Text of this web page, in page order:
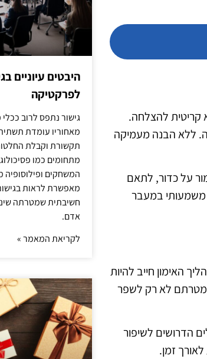
קריטית להצלחה.
ללא הבנה מעמיקה
על כדור, לתאם
במעבר
האימון חייב להיות
שמטרתם לא רק לשפר
הדרושים לשיפור
זמן.
היבטים עיוניים
לפרקטיקה
גישור נתפס לרוב
מאחוריו עומדת
תקשורת וקבלת
מתחומים כמו
המשחקים ופילוסופיה
מאפשרת לראות
חשיבתית שמטרתה
אדם.
לקריאת המאמר »